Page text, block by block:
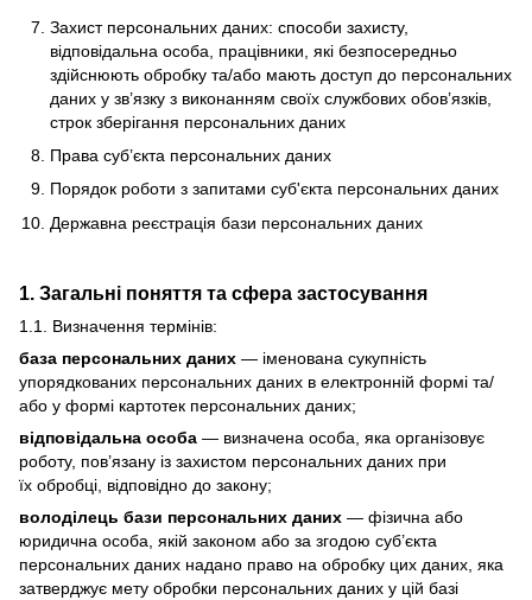
Захист персональних даних: способи захисту,
відповідальна особа, працівники, які безпосередньо
здійснюють обробку та/або мають доступ до персональних
даних у зв’язку з виконанням своїх службових обов’язків,
строк зберігання персональних даних
Права суб’єкта персональних даних
Порядок роботи з запитами суб'єкта персональних даних
Державна реєстрація бази персональних даних
1. Загальні поняття та сфера застосування
1.1. Визначення термінів:
база персональних даних — іменована сукупність
упорядкованих персональних даних в електронній формі та/
або у формі картотек персональних даних;
відповідальна особа — визначена особа, яка організовує
роботу, пов’язану із захистом персональних даних при
їх обробці, відповідно до закону;
володілець бази персональних даних — фізична або
юридична особа, якій законом або за згодою суб’єкта
персональних даних надано право на обробку цих даних, яка
затверджує мету обробки персональних даних у цій базі